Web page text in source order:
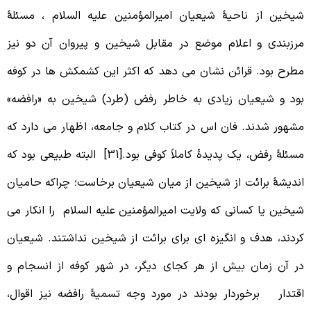
از ناحیۀ شیعیان امیرالمؤمنین علیه السلام ، مسئلۀ
و اعلام موضع در مقابل شیخین و پیروان آن دو نیز
بود. قرائن نشان می دهد که اکثر این کشمکش ها در کوفه
و شیعیان زیادی به خاطر رفض (طرد) شیخین به «رافضه»
شدند. فان اس در کتاب کلام و جامعه، اظهار می دارد که
مسئلۀ رفض، یک پدیدۀ کاملاً کوفی بود.[31] البته طبیعی بود که
برائت از شیخین از میان شیعیان برخاست؛ چراکه حامیان
یا کسانی که ولایت امیرالمؤمنین علیه السلام را انکار می
هدف و انگیزه ای برای برائت از شیخین نداشتند. شیعیان
آن زمان بیش از هر کجای دیگر، در شهر کوفه از انسجام و
برخوردار بودند در مورد وجه تسمیۀ رافضه نیز اقوال،